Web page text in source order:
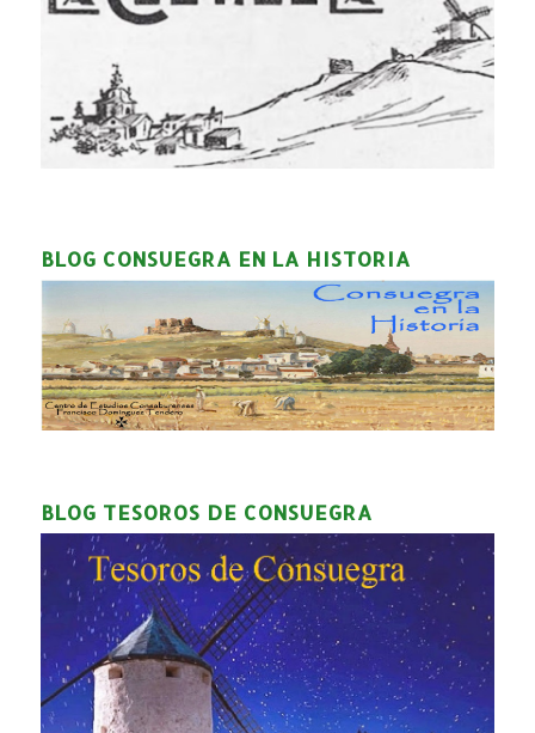
BLOG CONSUEGRA EN LA HISTORIA
BLOG TESOROS DE CONSUEGRA